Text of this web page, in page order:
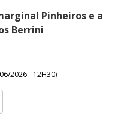
Pinheiros e a
Berrini
2026 - 12H30)